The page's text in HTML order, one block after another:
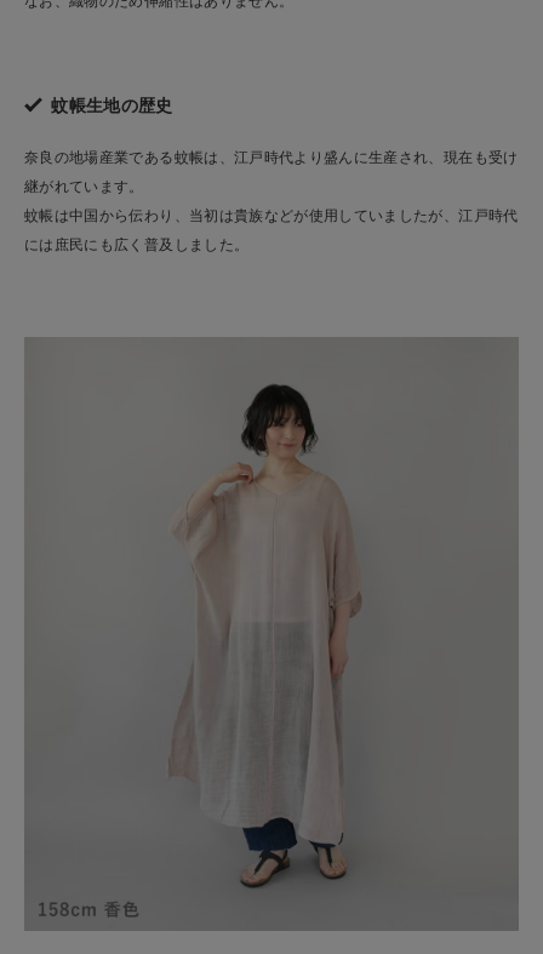
蚊帳生地の歴史
奈良の地場産業である蚊帳は、江戸時代より盛んに生産され、現在も受け
継がれています。
蚊帳は中国から伝わり、当初は貴族などが使用していましたが、江戸時代
には庶民にも広く普及しました。